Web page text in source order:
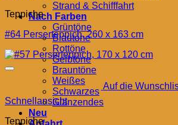
Strand & Schifffahrt
Nach Farben
Grüntöne
Blautöne
Rottöne
Gelbtöne
Brauntöne
Weißes
Schwarzes
Glänzendes
Neu
Teppiche
#64 Perserteppich, 260 x 163 cm
Auf die
Schnellansicht
Teppiche